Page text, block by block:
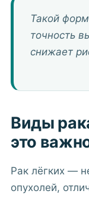
Такой
точность
снижает
Виды
это
Рак лёгких —
опухолей,